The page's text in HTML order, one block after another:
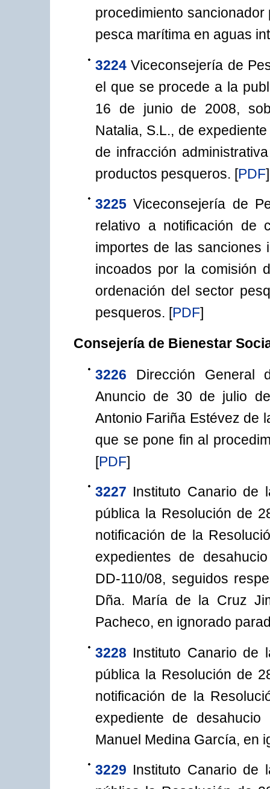
procedimiento
pesca marítima en aguas
3224 Viceconsejería de
el que se procede a la
16 de junio de 2008,
Natalia, S.L., de
de infracción
productos pesqueros. [PDF]
3225 Viceconsejería de
relativo a notificación de
importes de las sanciones
incoados por la comisión
ordenación del sector
pesqueros. [PDF]
Consejería de Bienestar
3226
Dirección General
Anuncio de 30 de julio
Antonio Fariña Estévez de
que se pone fin al
[PDF]
3227 Instituto Canario de
pública la Resolución de
notificación de la
expedientes de
DD-110/08, seguidos
Dña. María de la Cruz
Pacheco, en ignorado
3228 Instituto Canario de
pública la Resolución de
notificación de la
expediente de
Manuel Medina García, en
3229 Instituto Canario de